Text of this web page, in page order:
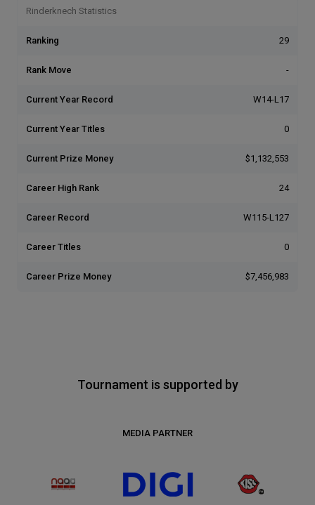
Rinderknech Statistics
Ranking 29
Rank Move -
Current Year Record W14-L17
Current Year Titles 0
Current Prize Money $1,132,553
Career High Rank 24
Career Record W115-L127
Career Titles 0
Career Prize Money $7,456,983
Tournament is supported by
MEDIA PARTNER